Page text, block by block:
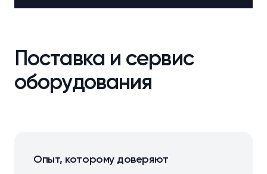
Поставка и сервис
оборудования
Опыт, которому доверяют